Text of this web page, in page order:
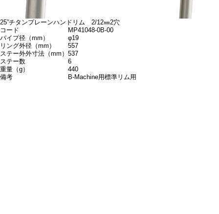
25”チタンプレーンハンドリム 2/12㎜2穴
コード
MP41048-0B-00
パイプ径（mm）
φ19
リング外径（mm）
557
ステー外外寸法（mm） 537
ステー数
6
重量（g）
440
備考
B-Machine用標準リム用